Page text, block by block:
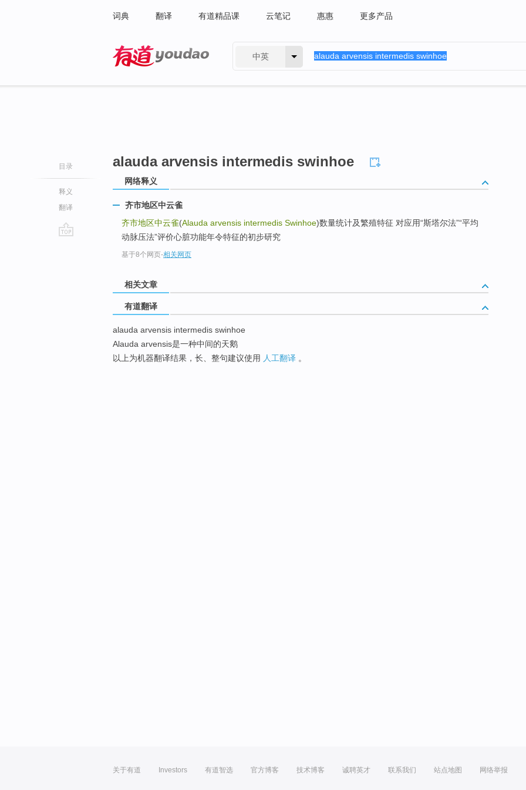
词典 翻译 有道精品课 云笔记 惠惠 更多产品
中英
目录
释义
翻译
alauda arvensis intermedis swinhoe
网络释义
齐市地区中云雀
齐市地区中云雀(Alauda arvensis intermedis Swinhoe)数量统计及繁殖特征 对应用“斯塔尔法”“平均
动脉压法”评价心脏功能年令特征的初步研究
基于8个网页-相关网页
相关文章
有道翻译
alauda arvensis intermedis swinhoe
Alauda arvensis是一种中间的天鹅
以上为机器翻译结果，长、整句建议使用 人工翻译 。
关于有道 Investors 有道智选 官方博客 技术博客 诚聘英才 联系我们 站点地图 网络举报